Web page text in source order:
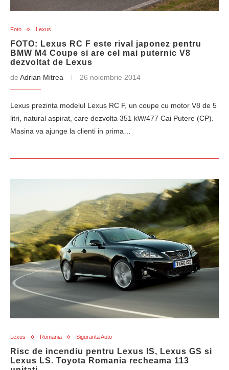
Foto Lexus
FOTO: Lexus RC F este rival japonez pentru
BMW M4 Coupe si are cel mai puternic V8
dezvoltat de Lexus
de Adrian Mitrea 26 noiembrie 2014
Lexus prezinta modelul Lexus RC F, un coupe cu motor V8 de 5
litri, natural aspirat, care dezvolta 351 kW/477 Cai Putere (CP).
Masina va ajunge la clienti in prima…
Lexus Romania Siguranta Auto
Risc de incendiu pentru Lexus IS, Lexus GS si
Lexus LS. Toyota Romania recheama 113